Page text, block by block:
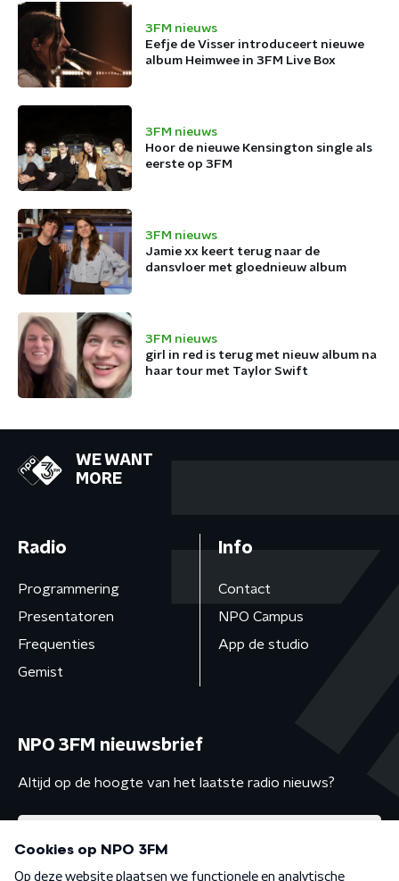
3FM nieuws
Eefje de Visser introduceert nieuwe
album Heimwee in 3FM Live Box
3FM nieuws
Hoor de nieuwe Kensington single als
eerste op 3FM
3FM nieuws
Jamie xx keert terug naar de
dansvloer met gloednieuw album
3FM nieuws
girl in red is terug met nieuw album na
haar tour met Taylor Swift
WE WANT
MORE
Radio
Programmering
Presentatoren
Frequenties
Gemist
Info
Contact
NPO Campus
App de studio
NPO 3FM nieuwsbrief
Altijd op de hoogte van het laatste radio nieuws?